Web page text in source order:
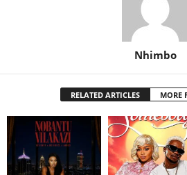
Nhimbo
RELATED ARTICLES MORE